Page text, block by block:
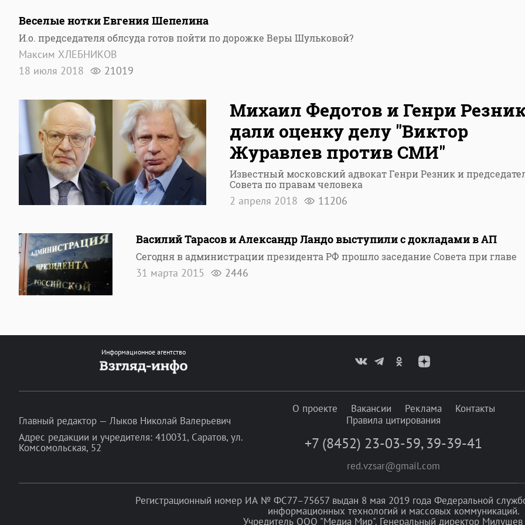
Веселые нотки Евгения Шепелина
И.о. председателя облсуда готов пойти по дорожке Веры Шульковой?
Максим ХЛЕБНИКОВ
18 июля 2018
21019
Михаил Федотов и Генри
дали оценку делу "Виктор
Журавлев против СМИ"
Известный московский адвокат Генри Резник и
Совета по правам человека
2 апреля 2018 11206
Василий Тарасов и Александр Ландо выступили с докладами в АП
Сегодня в администрации президента РФ прошло заседание Совета при главе
31 марта 2015 2446
Информационное агентство
Главный редактор — Лыков Николай Валерьевич
Адрес редакции и учредителя: 410031, Саратов, ул.
Комсомольская, 52
О проекте Вакансии Реклама
Контакты
Правила цитирования
+7 (8452) 23-03-59, 39-39-41
red.vzsar@gmail.com
Регистрационный номер ИА № ФС77–75657 выдан 8 мая 2019 года Федеральной
информационных технологий и массовых коммуникаций.
Учредитель ООО "Медиа Мир". Генеральный директор